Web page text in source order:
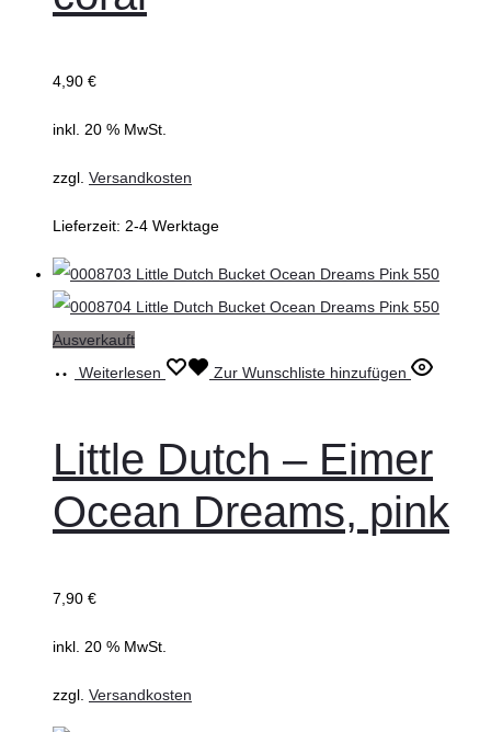
4,90 €
inkl. 20 % MwSt.
zzgl. Versandkosten
Lieferzeit: 2-4 Werktage
Ausverkauft
Weiterlesen
Zur Wunschliste hinzufügen
Little Dutch – Eimer
Ocean Dreams, pink
7,90 €
inkl. 20 % MwSt.
zzgl. Versandkosten